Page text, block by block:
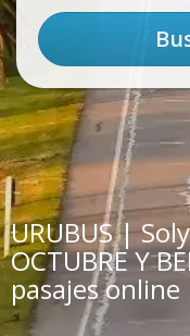
URUBUS |
OCTUBRE Y
pasajes online